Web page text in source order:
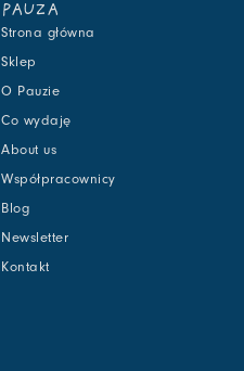
PAUZA
Strona główna
Sklep
O Pauzie
Co wydaję
About us
Współpracownicy
Blog
Newsletter
Kontakt